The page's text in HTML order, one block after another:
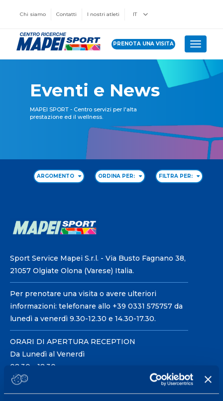
Chi siamo Contatti I nostri atleti IT
PRENOTA UNA VISITA Toggle
Eventi e News
MAPEI SPORT - Centro servizi per l'alta
prestazione ed il wellness.
ARGOMENTO ORDINA PER: FILTRA PER:
Sport Service Mapei S.r.l. - Via Busto Fagnano 38,
21057 Olgiate Olona (Varese) Italia.
Per prenotare una visita o avere ulteriori
informazioni: telefonare allo +39 0331 575757 da
lunedì a venerdì 9.30-12.30 e 14.30-17.30.
ORARI DI APERTURA RECEPTION
Da Lunedì al Venerdì
08.30 - 18.30